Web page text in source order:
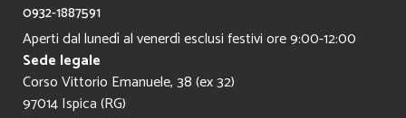
0932-1887591
Aperti dal lunedì al venerdì esclusi festivi ore 9:00-12:00
Sede legale
Corso Vittorio Emanuele, 38 (ex 32)
97014 Ispica (RG)